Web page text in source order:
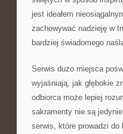
jest ideałem
zachowywać nadzieję w
bardziej świadomego
Serwis dużo miejsca
wyjaśniają, jak głębokie
odbiorca może lepiej
sakramenty nie są
serwis, które prowadzi do